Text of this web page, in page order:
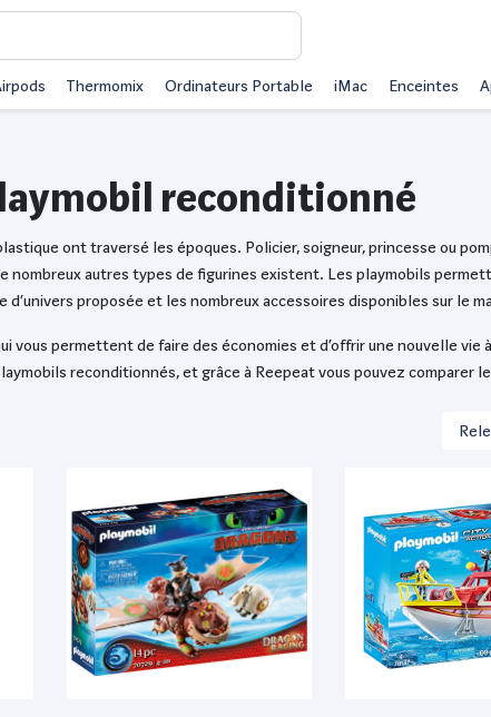
Thermomix Ordinateurs Portable iMac Enceintes
reconditionné
ont traversé les époques. Policier, soigneur, princesse ou
autres types de figurines existent. Les playmobils
proposée et les nombreux accessoires disponibles sur le
vous permettent de faire des économies et d’offrir une nouvelle
reconditionnés, et grâce à Reepeat vous pouvez comparer